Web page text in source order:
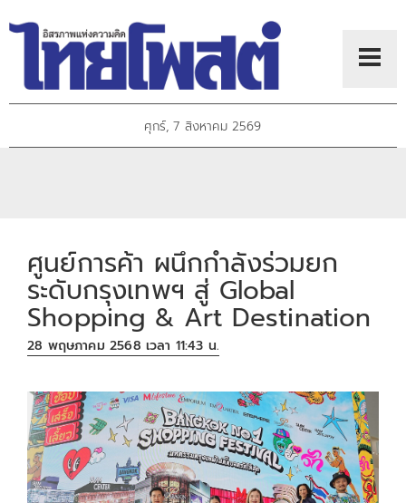
ศุกร์, 7 สิงหาคม 2569
ศูนย์การค้า ผนึกกำลังร่วมยก
ระดับกรุงเทพฯ สู่ Global
Shopping & Art Destination
28 พฤษภาคม 2568 เวลา 11:43 น.